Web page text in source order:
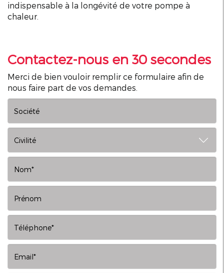
indispensable à la longévité de votre pompe à
chaleur.
Contactez-nous en 30 secondes
Merci de bien vouloir remplir ce formulaire afin de
nous faire part de vos demandes.